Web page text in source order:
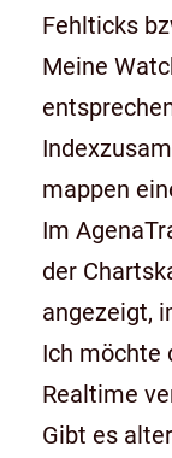
Fehlticks
Meine
mappen
Im
der
angezeigt,
Ich möchte
Realtime
Gibt es